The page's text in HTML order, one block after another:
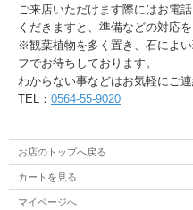
ご来店いただけます際にはお電
くだきますと、準備などの対応
※観葉植物を多く置き、石によ
フでお待ちしております。
わからない事などはお気軽にご連
TEL： 0564-55-9020
お店のトップへ戻る
カートを見る
マイページへ